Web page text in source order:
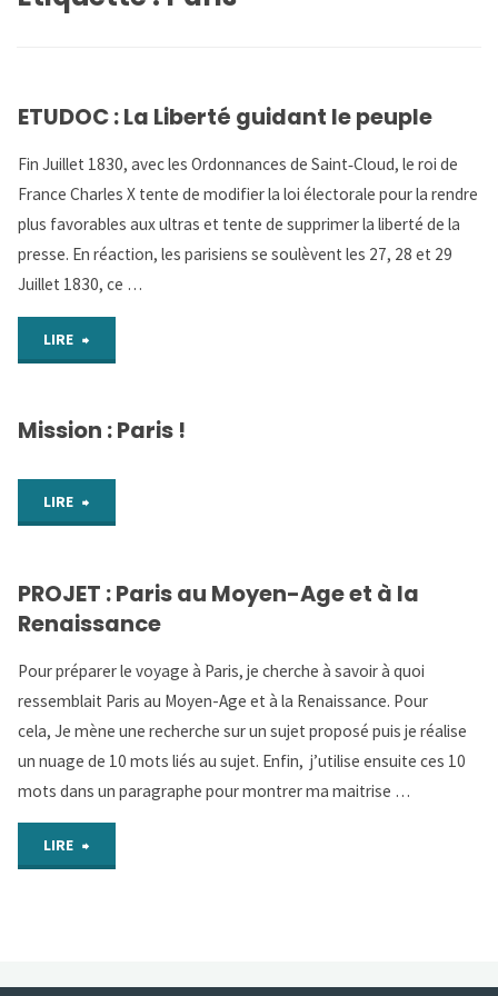
ETUDOC : La Liberté guidant le peuple
Fin Juillet 1830, avec les Ordonnances de Saint‑Cloud, le roi de
France Charles X tente de modifier la loi électorale pour la rendre
plus favorables aux ultras et tente de supprimer la liberté de la
presse. En réaction, les parisiens se soulèvent les 27, 28 et 29
Juillet 1830, ce …
LIRE
La
Liberté
guidant
peuple"
Mission : Paris !
LIRE
Paris
PROJET : Paris au Moyen-Age et à la
Renaissance
Pour préparer le voyage à Paris, je cherche à savoir à quoi
ressemblait Paris au Moyen-Age et à la Renaissance. Pour
cela, Je mène une recherche sur un sujet proposé puis je réalise
un nuage de 10 mots liés au sujet. Enfin, j’utilise ensuite ces 10
mots dans un paragraphe pour montrer ma maitrise …
LIRE
au